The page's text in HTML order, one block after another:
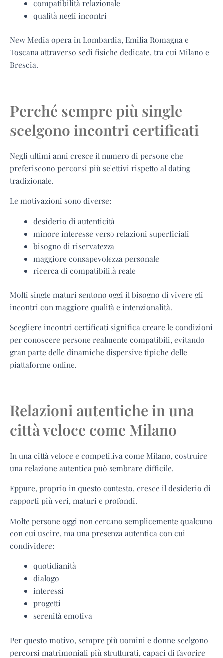
compatibilità relazionale
qualità negli incontri
New Media opera in Lombardia, Emilia Romagna e
Toscana attraverso sedi fisiche dedicate, tra cui Milano e
Brescia.
Perché sempre più single
scelgono incontri certificati
Negli ultimi anni cresce il numero di persone che
preferiscono percorsi più selettivi rispetto al dating
tradizionale.
Le motivazioni sono diverse:
desiderio di autenticità
minore interesse verso relazioni superficiali
bisogno di riservatezza
maggiore consapevolezza personale
ricerca di compatibilità reale
Molti single maturi sentono oggi il bisogno di vivere gli
incontri con maggiore qualità e intenzionalità.
Scegliere incontri certificati significa creare le condizioni
per conoscere persone realmente compatibili, evitando
gran parte delle dinamiche dispersive tipiche delle
piattaforme online.
Relazioni autentiche in una
città veloce come Milano
In una città veloce e competitiva come Milano, costruire
una relazione autentica può sembrare difficile.
Eppure, proprio in questo contesto, cresce il desiderio di
rapporti più veri, maturi e profondi.
Molte persone oggi non cercano semplicemente qualcuno
con cui uscire, ma una presenza autentica con cui
condividere:
quotidianità
dialogo
interessi
progetti
serenità emotiva
Per questo motivo, sempre più uomini e donne scelgono
percorsi matrimoniali più strutturati, capaci di favorire